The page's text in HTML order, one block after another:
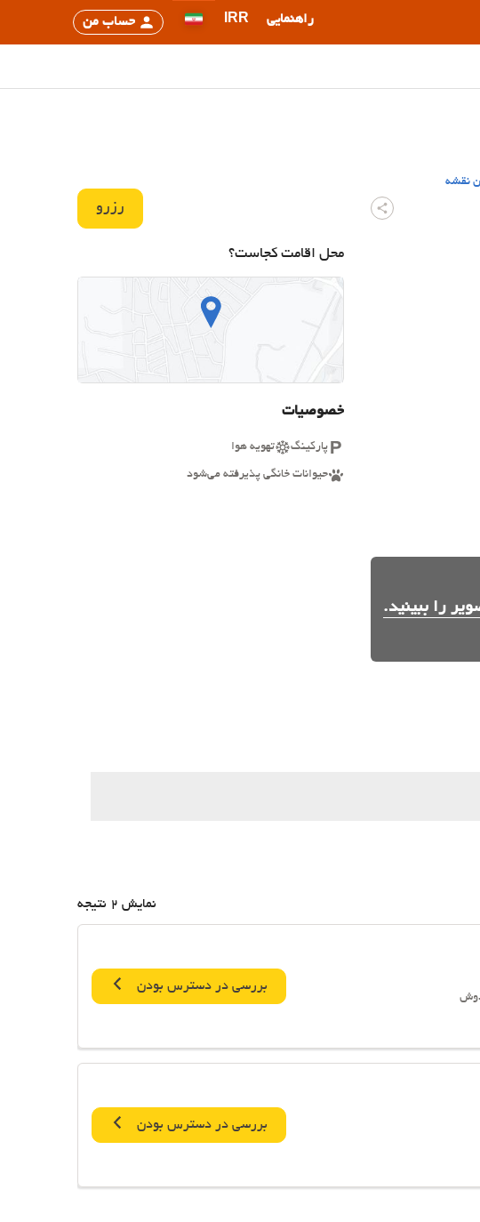
راهنمایی IRR حساب من
نقشه
رزرو
محل اقامت کجاست؟
خصوصیات
پارکینگ تهویه هوا
حیوانات خانگی پذیرفته می‌شود
نمایش 2 نتیجه
بررسی در دسترس بودن
بررسی در دسترس بودن